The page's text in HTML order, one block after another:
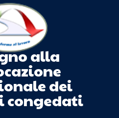
alla
dei
congedati